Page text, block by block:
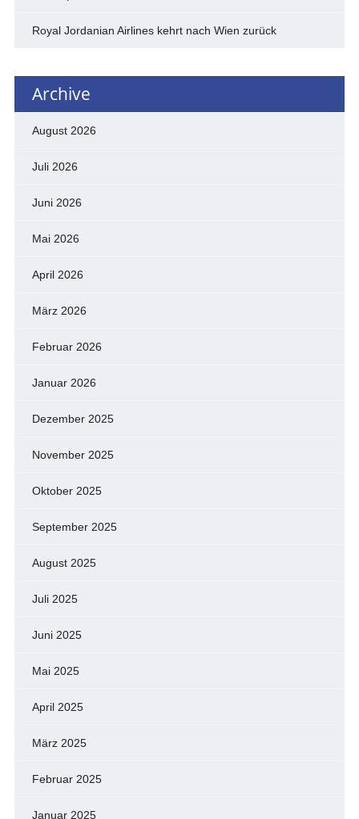
Royal Jordanian Airlines kehrt nach Wien zurück
Archive
August 2026
Juli 2026
Juni 2026
Mai 2026
April 2026
März 2026
Februar 2026
Januar 2026
Dezember 2025
November 2025
Oktober 2025
September 2025
August 2025
Juli 2025
Juni 2025
Mai 2025
April 2025
März 2025
Februar 2025
Januar 2025